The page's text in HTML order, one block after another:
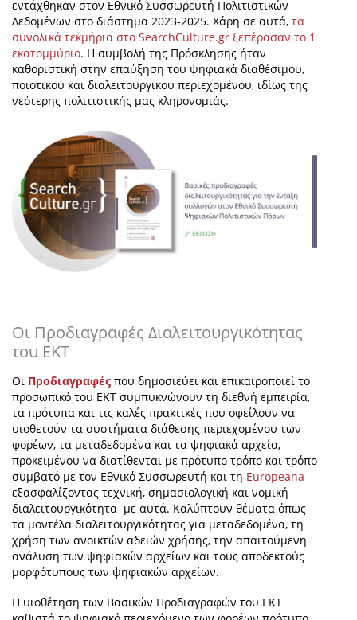
εντάχθηκαν στον Εθνικό Συσσωρευτή Πολιτιστικών
Δεδομένων στο διάστημα 2023-2025. Χάρη σε αυτά, τα
συνολικά τεκμήρια στο SearchCulture.gr ξεπέρασαν το 1
εκατομμύριο. Η συμβολή της Πρόσκλησης ήταν
καθοριστική στην επαύξηση του ψηφιακά διαθέσιμου,
ποιοτικού και διαλειτουργικού περιεχομένου, ιδίως της
νεότερης πολιτιστικής μας κληρονομιάς.
Οι Προδιαγραφές Διαλειτουργικότητας
του ΕΚΤ
Οι Προδιαγραφές που δημοσιεύει και επικαιροποιεί το
προσωπικό του ΕΚΤ συμπυκνώνουν τη διεθνή εμπειρία,
τα πρότυπα και τις καλές πρακτικές που οφείλουν να
υιοθετούν τα συστήματα διάθεσης περιεχομένου των
φορέων, τα μεταδεδομένα και τα ψηφιακά αρχεία,
προκειμένου να διατίθενται με πρότυπο τρόπο και τρόπο
συμβατό με τον Εθνικό Συσσωρευτή και τη Europeana
εξασφαλίζοντας τεχνική, σημασιολογική και νομική
διαλειτουργικότητα με αυτά. Καλύπτουν θέματα όπως
τα μοντέλα διαλειτουργικότητας για μεταδεδομένα, τη
χρήση των ανοικτών αδειών χρήσης, την απαιτούμενη
ανάλυση των ψηφιακών αρχείων και τους αποδεκτούς
μορφότυπους των ψηφιακών αρχείων.
Η υιοθέτηση των Βασικών Προδιαγραφών του ΕΚΤ